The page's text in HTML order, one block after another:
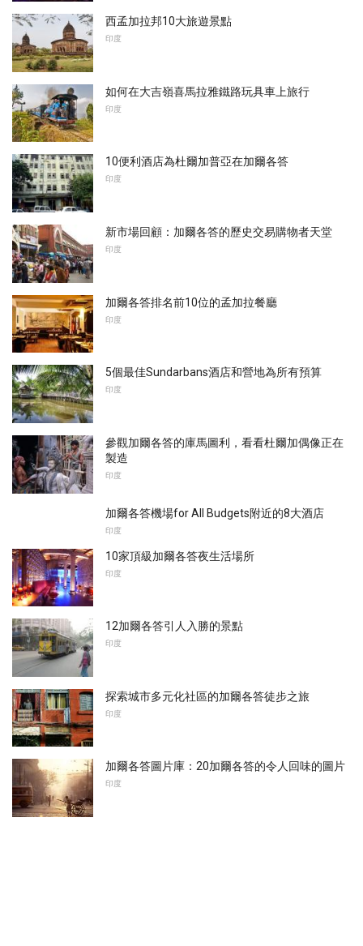
西孟加拉邦10大旅遊景點
印度
如何在大吉嶺喜馬拉雅鐵路玩具車上旅行
印度
10便利酒店為杜爾加普亞在加爾各答
印度
新市場回顧：加爾各答的歷史交易購物者天堂
印度
加爾各答排名前10位的孟加拉餐廳
印度
5個最佳Sundarbans酒店和營地為所有預算
印度
參觀加爾各答的庫馬圖利，看看杜爾加偶像正在
製造
印度
加爾各答機場for All Budgets附近的8大酒店
印度
10家頂級加爾各答夜生活場所
印度
12加爾各答引人入勝的景點
印度
探索城市多元化社區的加爾各答徒步之旅
印度
加爾各答圖片庫：20加爾各答的令人回味的圖片
印度